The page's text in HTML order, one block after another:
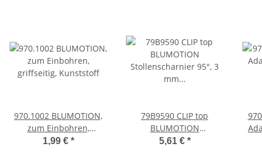
970.1002 BLUMOTION,
zum Einbohren,
griffseitig, Kunststoff
1,99 € *
79B9590 CLIP top
BLUMOTION
Stollenscharnier 95°, 3
5,61 € *